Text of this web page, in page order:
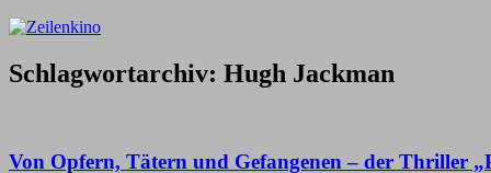
Schlagwortarchiv: Hugh Jackman
Von Opfern, Tätern und Gefangenen – der Thriller